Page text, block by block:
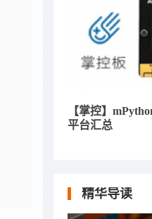
【掌控】
平台汇总
精华导读